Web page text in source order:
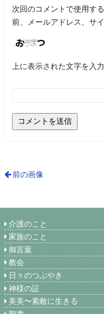
次回のコメントで使用す
前、メールアドレス、サ
上に表示された文字を入
前の画像
介護のこと
家族のこと
御言葉
教会
日々のつぶやき
神様の証
美美〜素敵に生きる